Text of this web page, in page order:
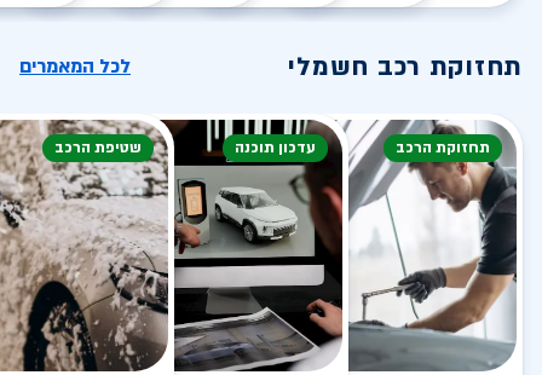
תחזוקת רכב חשמלי לכל המאמרים
תחזוקת הרכב עדכון תוכנה שטיפת הרכב